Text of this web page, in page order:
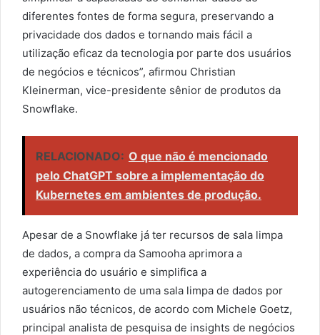
diferentes fontes de forma segura, preservando a
privacidade dos dados e tornando mais fácil a
utilização eficaz da tecnologia por parte dos usuários
de negócios e técnicos”, afirmou Christian
Kleinerman, vice-presidente sênior de produtos da
Snowflake.
RELACIONADO: O que não é mencionado
pelo ChatGPT sobre a implementação do
Kubernetes em ambientes de produção.
Apesar de a Snowflake já ter recursos de sala limpa
de dados, a compra da Samooha aprimora a
experiência do usuário e simplifica a
autogerenciamento de uma sala limpa de dados por
usuários não técnicos, de acordo com Michele Goetz,
principal analista de pesquisa de insights de negócios